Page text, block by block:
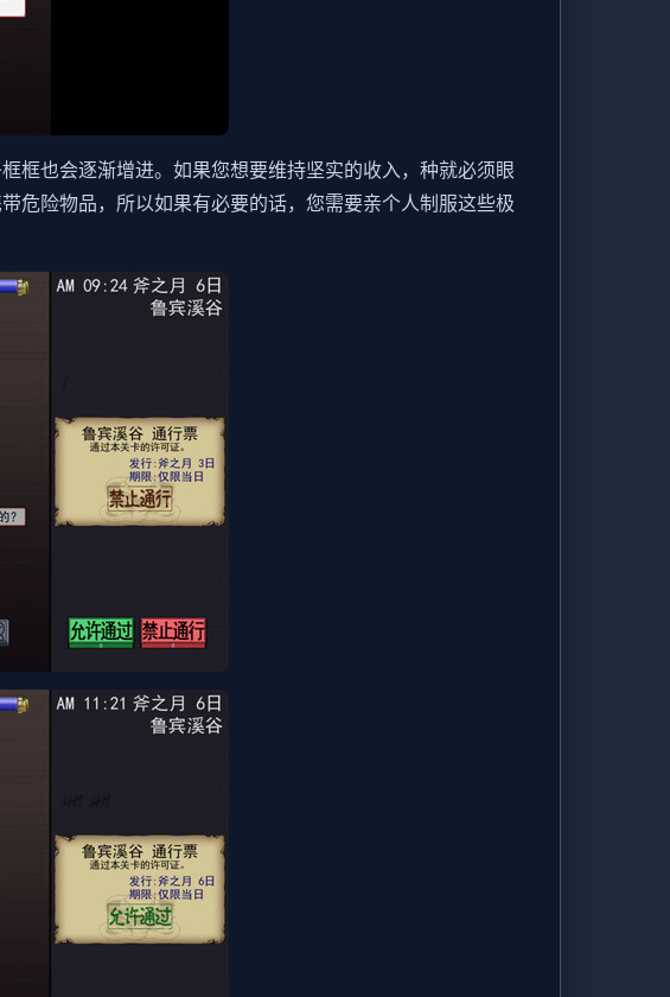
框也会逐渐增进。如果您想要维持坚实的收入，种就必须眼
危险物品，所以如果有必要的话，您需要亲个人制服这些极